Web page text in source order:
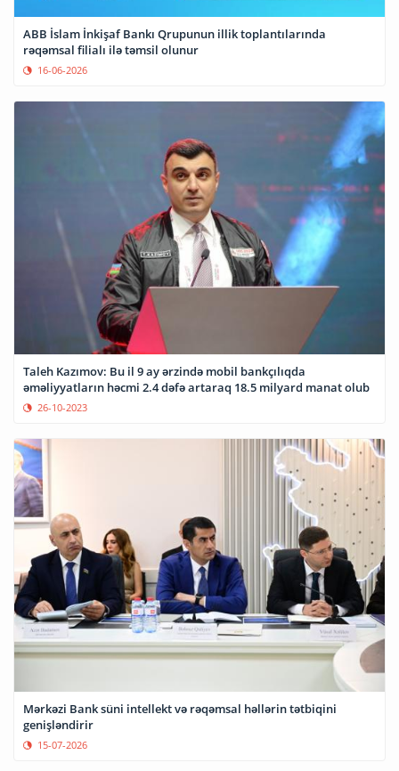
ABB İslam İnkişaf Bankı Qrupunun illik toplantılarında
rəqəmsal filialı ilə təmsil olunur
16-06-2026
Taleh Kazımov: Bu il 9 ay ərzində mobil bankçılıqda
əməliyyatların həcmi 2.4 dəfə artaraq 18.5 milyard manat olub
26-10-2023
Mərkəzi Bank süni intellekt və rəqəmsal həllərin tətbiqini
genişləndirir
15-07-2026